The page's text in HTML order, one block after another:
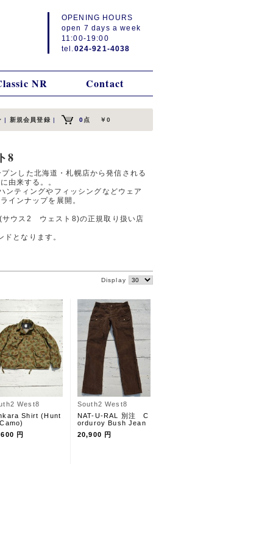
OPENING HOURS
open 7 days a week
11:00-19:00
tel. 024-921-4038
NR Contact
| 新規会員登録 | 0点 ￥0
8
ンした北海道・札幌店から発信される
由来する。。
ンティングやフィッシングなどウェア
インナップを展開。
ウス2 ウェスト8)の正規取り扱い店
となります。
Display
West8
Shirt (Hunt
円
South2 West8
NAT-U-RAL 別注 C
orduroy Bush Jean
20,900 円